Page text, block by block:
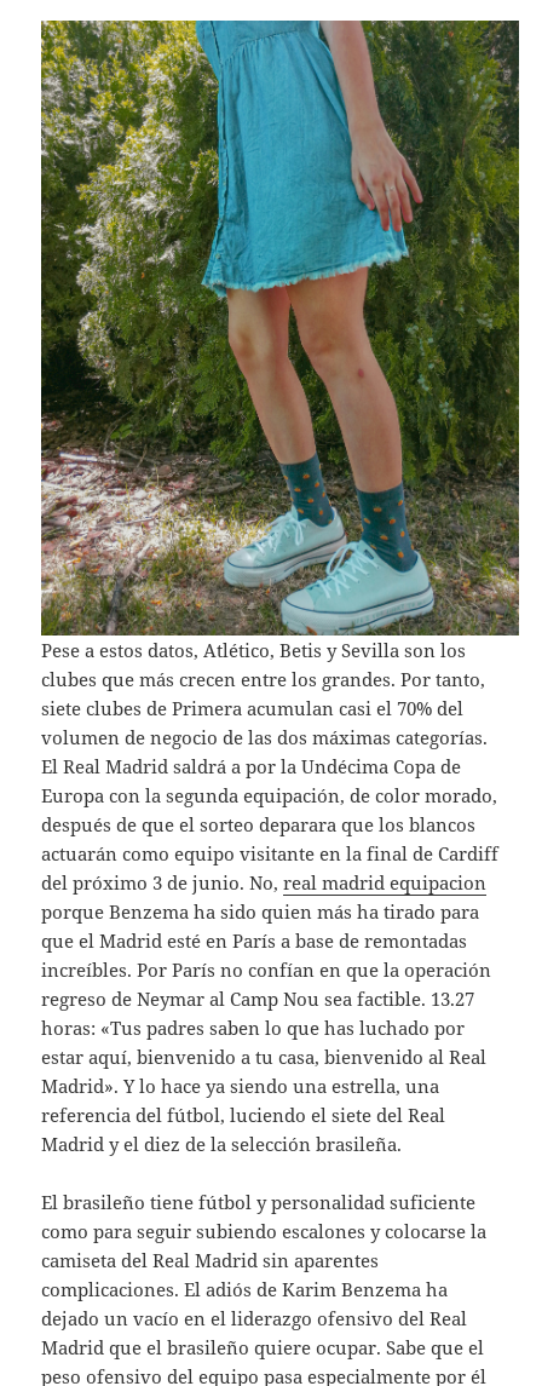
Pese a estos datos, Atlético, Betis y Sevilla son los
clubes que más crecen entre los grandes. Por tanto,
siete clubes de Primera acumulan casi el 70% del
volumen de negocio de las dos máximas categorías.
El Real Madrid saldrá a por la Undécima Copa de
Europa con la segunda equipación, de color morado,
después de que el sorteo deparara que los blancos
actuarán como equipo visitante en la final de Cardiff
del próximo 3 de junio. No,real madrid equipacion
porque Benzema ha sido quien más ha tirado para
que el Madrid esté en París a base de remontadas
increíbles. Por París no confían en que la operación
regreso de Neymar al Camp Nou sea factible. 13.27
horas: «Tus padres saben lo que has luchado por
estar aquí, bienvenido a tu casa, bienvenido al Real
Madrid». Y lo hace ya siendo una estrella, una
referencia del fútbol, luciendo el siete del Real
Madrid y el diez de la selección brasileña.
El brasileño tiene fútbol y personalidad suficiente
como para seguir subiendo escalones y colocarse la
camiseta del Real Madrid sin aparentes
complicaciones. El adiós de Karim Benzema ha
dejado un vacío en el liderazgo ofensivo del Real
Madrid que el brasileño quiere ocupar. Sabe que el
peso ofensivo del equipo pasa especialmente por él